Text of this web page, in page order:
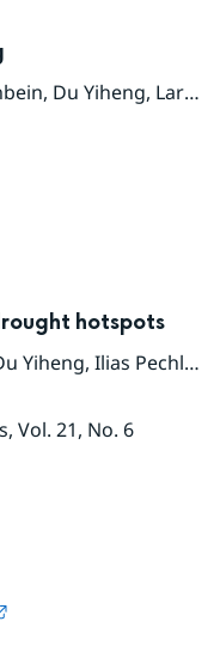
, Du Yiheng, Lars Nyberg
hotspots
Yiheng, Ilias Pechlivanidis
, Vol. 21, No. 6